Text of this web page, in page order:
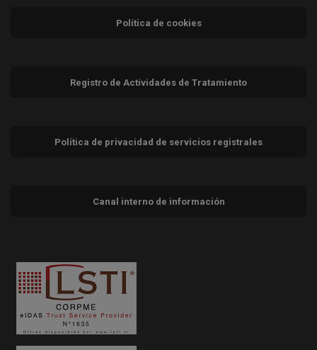
Política de cookies
Registro de Actividades de Tratamiento
Política de privacidad de servicios registrales
Canal interno de información